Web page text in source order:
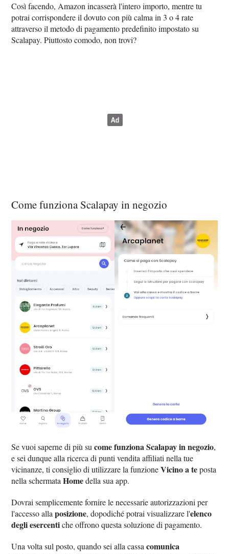
Così facendo, Amazon incasserà l'intero importo, mentre tu
potrai corrispondere il dovuto con più calma in 3 o 4 rate
attraverso il metodo di pagamento predefinito impostato su
Scalapay. Piuttosto comodo, non trovi?
Come funziona Scalapay in negozio
Se vuoi saperne di più sucome funziona Scalapay in negozio,
e sei dunque alla ricerca di punti vendita affiliati nella tue
vicinanze, ti consiglio di utilizzare la funzioneVicino a teposta
nella schermataHomedella sua app.
Dovrai semplicemente fornire le necessarie autorizzazioni per
l'accesso allaposizione, dopodiché potrai visualizzare l'elenco
degli esercentiche offrono questa soluzione di pagamento.
Una volta sul posto, quando sei alla cassacomunica